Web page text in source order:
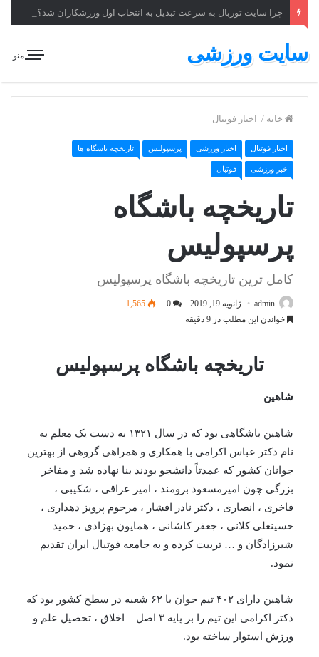
چرا سایت توربال به ‌سرعت تبدیل به انتخاب اول ورزشکاران شد؟
منو سایت ورزشی
خانه / اخبار فوتبال
اخبار فوتبال اخبار ورزشی پرسپولیس تاریخچه باشگاه ها
خبر ورزشی فوتبال
تاریخچه باشگاه
پرسپولیس
کامل ترین تاریخچه باشگاه پرسپولیس
admin ژانویه 19, 2019
1,565
خواندن این مطلب در 9 دقیقه
تاریخچه باشگاه پرسپولیس
شاهین
شاهین باشگاهی بود که در سال ۱۳۲۱ به دست یک معلم به
نام دکتر عباس اکرامی با همکاری و همراهی گروهی از بهترین
جوانان کشور که عمدتاً دانشجو بودند بنا نهاده شد و مفاخر
بزرگی چون امیرمسعود برومند ، امیر عراقی ، شکیبی ،
فاخری ، انصاری ، دکتر نادر افشار ، مرحوم پرویز دهداری ،
حسینعلی کلانی ، جعفر کاشانی ، همایون بهزادی ، حمید
شیرزادگان و … تربیت کرده و به جامعه فوتبال ایران تقدیم
نمود.
شاهین دارای ۴۰۲ تیم جوان با ۶۲ شعبه در سطح کشور بود که
دکتر اکرامی این تیم را بر پایه ۳ اصل – اخلاق ، تحصیل علم و
ورزش استوار ساخته بود.